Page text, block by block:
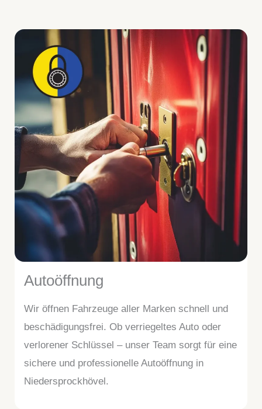
Autoöffnung
Wir öffnen Fahrzeuge aller Marken schnell und
beschädigungsfrei. Ob verriegeltes Auto oder
verlorener Schlüssel – unser Team sorgt für eine
sichere und professionelle Autoöffnung in
Niedersprockhövel.